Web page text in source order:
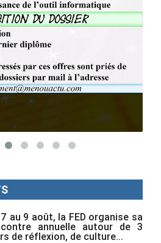
au 9 août, la FED organise sa
annuelle autour de 3
de réflexion, de culture...